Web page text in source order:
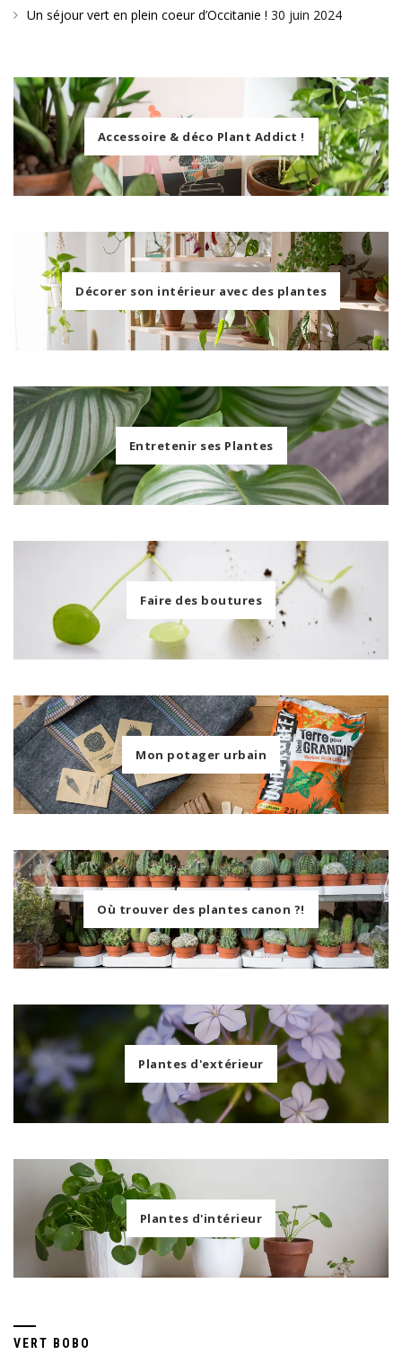
Un séjour vert en plein coeur d’Occitanie ! 30 juin 2024
Accessoire & déco Plant Addict !
Décorer son intérieur avec des plantes
Entretenir ses Plantes
Faire des boutures
Mon potager urbain
Où trouver des plantes canon ?!
Plantes d'extérieur
Plantes d'intérieur
VERT BOBO